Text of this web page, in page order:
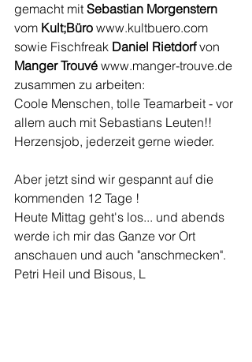
gemacht mit Sebastian Morgenstern
vom Kult;Büro www.kultbuero.com
sowie Fischfreak Daniel Rietdorf von
Manger Trouvé www.manger-trouve.de
zusammen zu arbeiten:
Coole Menschen, tolle Teamarbeit - vor
allem auch mit Sebastians Leuten!!
Herzensjob, jederzeit gerne wieder.
Aber jetzt sind wir gespannt auf die
kommenden 12 Tage !
Heute Mittag geht's los... und abends
werde ich mir das Ganze vor Ort
anschauen und auch "anschmecken".
Petri Heil und Bisous, L